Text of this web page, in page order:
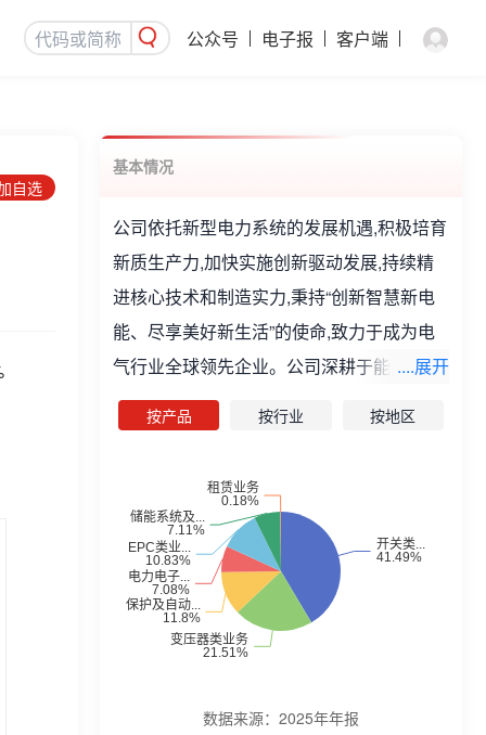
公众号 电子报 客户端
自选
基本情况
公司依托新型电力系统的发展机遇,积极培育
新质生产力,加快实施创新驱动发展,持续精
进核心技术和制造实力,秉持“创新智慧新电
能、尽享美好新生活”的使命,致力于成为电
气行业全球领先企业。公司深耕于能源领域,
主营业务范围涵盖输配电设备及其核心零部
件的研发、设计、制造、销售及服务与工程
GIL、800kV及以下SF6断路器和隔离开关、
500kV及以下直流断路器、35kV及以下
GIS/C-GIS和环网柜、低压电器、±800kV及
以下交直流套管、750kV及以下变压器、
750kV及以下电抗器、66kV及以下中性点接
套装置、1000kV及以下变电站继电保护设
....展开
按产品 按行业 按地区
数据来源： 2025年年报